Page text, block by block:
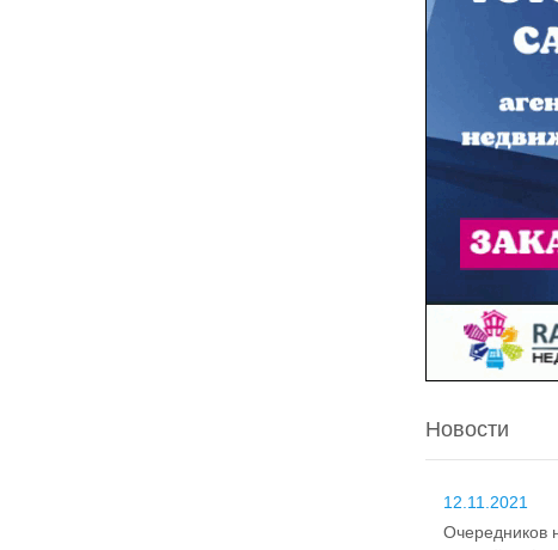
Новости
12.11.2021
Очередников